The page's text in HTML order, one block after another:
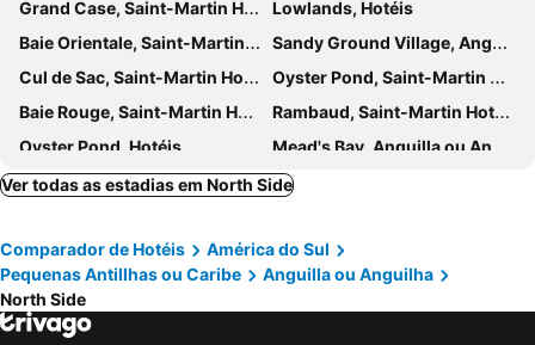
Grand Case, Saint-Martin Hotéis
Lowlands, Hotéis
Baie Orientale, Saint-Martin Hotéis
Sandy Ground Village, Anguilla ou Anguilha Hotéis
Cul de Sac, Saint-Martin Hotéis
Oyster Pond, Saint-Martin Hotéis
Baie Rouge, Saint-Martin Hotéis
Rambaud, Saint-Martin Hotéis
Oyster Pond, Hotéis
Mead's Bay, Anguilla ou Anguilha Hotéis
Cove Bay, Anguilla ou Anguilha Hotéis
Cole Bay, Hotéis
The Bottom, Saba Hotéis
Sandy Hill Bay, Anguilla ou Anguilha Hotéis
South Hill, Anguilla ou Anguilha Hotéis
Long Bay Village, Anguilla ou Anguilha Hotéis
Quartier of Orleans, Saint-Martin Hotéis
Ver todas as estadias em North Side
Comparador de Hotéis
América do Sul
Pequenas Antillhas ou Caribe
Anguilla ou Anguilha
North Side